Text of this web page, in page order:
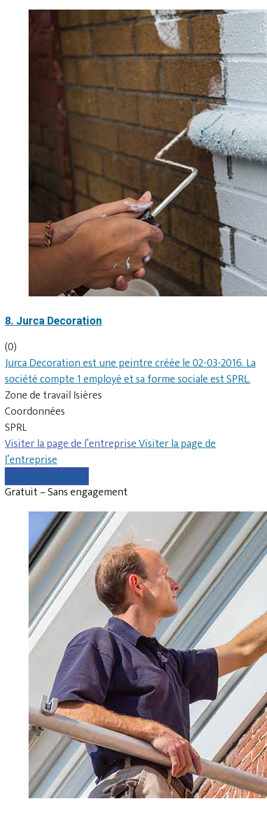
8. Jurca Decoration
(0)
Jurca Decoration est une peintre créée le 02-03-2016. La
société compte 1 employé et sa forme sociale est SPRL.
Zone de travail Isières
Coordonnées
SPRL
Visiter la page de l’entrepriseVisiter la page de
l’entreprise
Comparer les devis
Gratuit – Sans engagement